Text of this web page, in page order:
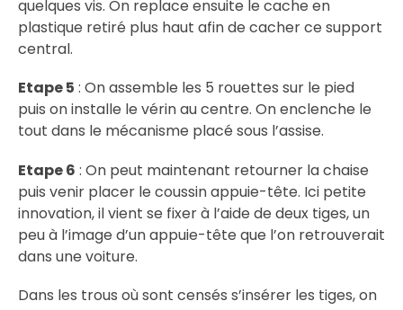
quelques vis. On replace ensuite le cache en
plastique retiré plus haut afin de cacher ce support
central.
Etape 5 : On assemble les 5 rouettes sur le pied
puis on installe le vérin au centre. On enclenche le
tout dans le mécanisme placé sous l’assise.
Etape 6 : On peut maintenant retourner la chaise
puis venir placer le coussin appuie-tête. Ici petite
innovation, il vient se fixer à l’aide de deux tiges, un
peu à l’image d’un appuie-tête que l’on retrouverait
dans une voiture.
Dans les trous où sont censés s’insérer les tiges, on